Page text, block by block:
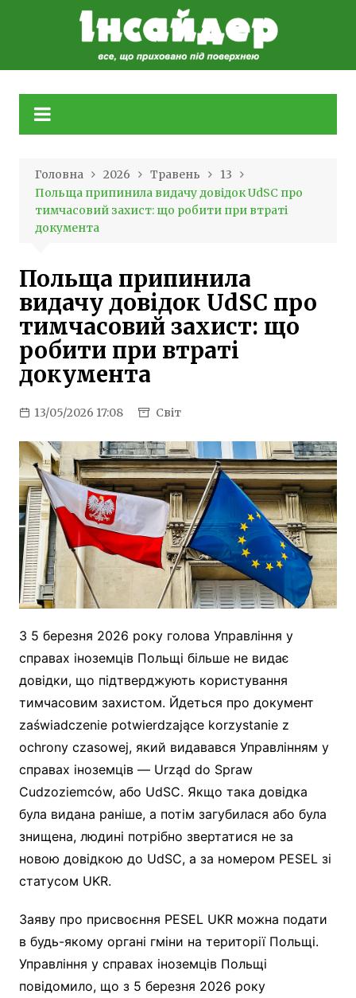
Головна 2026 Травень
13
Польща припинила видачу довідок UdSC про
тимчасовий захист: що робити при втраті
документа
Польща припинила
видачу довідок UdSC про
тимчасовий захист: що
робити при втраті
документа
13/05/2026 17:08 Світ
З 5 березня 2026 року голова Управління у
справах іноземців Польщі більше не видає
довідки, що підтверджують користування
тимчасовим захистом. Йдеться про документ
zaświadczenie potwierdzające korzystanie z
ochrony czasowej, який видавався Управлінням у
справах іноземців — Urząd do Spraw
Cudzoziemców, або UdSC. Якщо така довідка
була видана раніше, а потім загубилася або була
знищена, людині потрібно звертатися не за
новою довідкою до UdSC, а за номером PESEL зі
статусом UKR.
Заяву про присвоєння PESEL UKR можна подати
в будь-якому органі гміни на території Польщі.
Управління у справах іноземців Польщі
повідомило, що з 5 березня 2026 року